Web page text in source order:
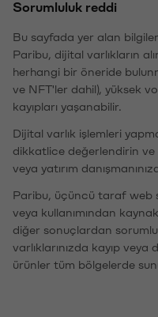
Sorumluluk reddi
Bu sayfada yer alan bilgiler
Paribu, dijital varlıkların
herhangi bir öneride
ve NFT'ler dahil), yüksek
kayıpları yaşanabilir.
Dijital varlık işlemleri
dikkatlice değerlendirin
veya yatırım
Paribu, üçüncü taraf web
veya kullanımından
diğer sonuçlardan sorumlu
varlıklarınızda kayıp
ürünler tüm bölgelerde